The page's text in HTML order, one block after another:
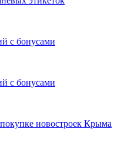
с бонусами
с бонусами
новостроек Крыма